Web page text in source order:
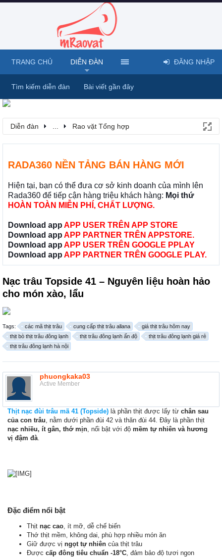
Diễn đàn Rao vặt Tổng hợp
RADA360 NỀN TẢNG BÁN HÀNG MỚI
Hiện tại, bạn có thể đưa cơ sở kinh doanh của mình lên
Rada360 để tiếp cận hàng triệu khách hàng: Mọi thứ
HOÀN TOÀN MIỄN PHÍ, CHẤT LƯỢNG.
Download app APP USER TRÊN APP STORE
Download app APP PARTNER TRÊN APPSTORE.
Download app APP USER TRÊN GOOGLE PPLAY
Download app APP PARTNER TRÊN GOOGLE PLAY.
Nạc trâu Topside 41 – Nguyên liệu hoàn hảo
cho món xào, lẩu
Tags: các mã thịt trâu cung cấp thịt trâu allana
giá thịt trâu hôm nay
thịt bò thịt trâu đông lạnh
thịt trâu đông lạnh ấn độ
thịt trâu đông lạnh giá rẻ
thịt trâu đông lạnh hà nội
phuongkaka03
Active Member
Thịt nạc đùi trâu mã 41 (Topside) là phần thịt được lấy từ chân sau
của con trâu, nằm dưới phần đùi 42 và thăn đùi 44. Đây là phần thịt
nạc nhiều, ít gân, thớ mịn, nổi bật với độ mềm tự nhiên và hương
vị đậm đà.
Đặc điểm nổi bật
Thịt nạc cao, ít mỡ, dễ chế biến
Thớ thịt mềm, không dai, phù hợp nhiều món ăn
Giữ được vị ngọt tự nhiên của thịt trâu
Được cấp đông tiêu chuẩn -18°C, đảm bảo độ tươi ngon
TRANG CHỦ DIỄN ĐÀN
Tìm kiếm diễn đàn Bài viết gần đây
ĐĂNG NHẬP